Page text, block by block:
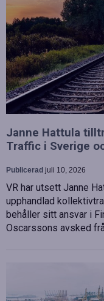
Janne Hattula
Traffic i Sverige
Publicerad juli 10, 2026
VR har utsett Janne
upphandlad
behåller sitt ansvar i
Oscarssons avsked